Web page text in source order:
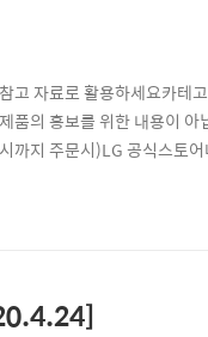
자료로 활용하세요카테
의 홍보를 위한 내용이
지 주문시)LG 공식스토
트북 다크실버1,799,000